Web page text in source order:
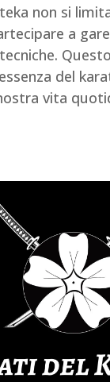
non si
a
del
vita